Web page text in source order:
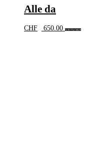
Alle da
CHF 650.00 In den Warenkorb